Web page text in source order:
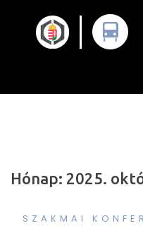
content
Hónap: 2025.
SZAKMAI